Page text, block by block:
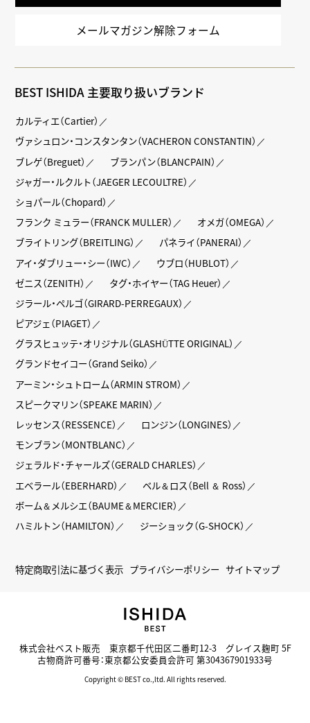
メールマガジン解除フォーム
BEST ISHIDA 主要取り扱いブランド
カルティエ（Cartier）
ヴァシュロン・コンスタンタン（VACHERON CONSTANTIN）
ブレゲ（Breguet）
ブランパン（BLANCPAIN）
ジャガー・ルクルト（JAEGER LECOULTRE）
ショパール（Chopard）
フランク ミュラー（FRANCK MULLER）
オメガ（OMEGA）
ブライトリング（BREITLING）
パネライ（PANERAI）
アイ・ダブリュー・シー（IWC）
ウブロ（HUBLOT）
ゼニス（ZENITH）
タグ・ホイヤー（TAG Heuer）
ジラール・ペルゴ（GIRARD-PERREGAUX）
ピアジェ（PIAGET）
グラスヒュッテ・オリジナル（GLASHÜTTE ORIGINAL）
グランドセイコー（Grand Seiko）
アーミン・シュトローム（ARMIN STROM）
スピークマリン（SPEAKE MARIN）
レッセンス（RESSENCE）
ロンジン（LONGINES）
モンブラン（MONTBLANC）
ジェラルド・チャールズ（GERALD CHARLES）
エベラール（EBERHARD）
ベル＆ロス（Bell ＆ Ross）
ボーム＆メルシエ（BAUME＆MERCIER）
ハミルトン（HAMILTON）
ジーショック（G-SHOCK）
特定商取引法に基づく表示 プライバシーポリシー サイトマップ
株式会社ベスト販売 東京都千代田区二番町12-3 グレイス麹町 5F
古物商許可番号：東京都公安委員会許可 第304367901933号
Copyright © BEST co.,ltd. All rights reserved.